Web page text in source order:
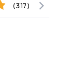
(317)